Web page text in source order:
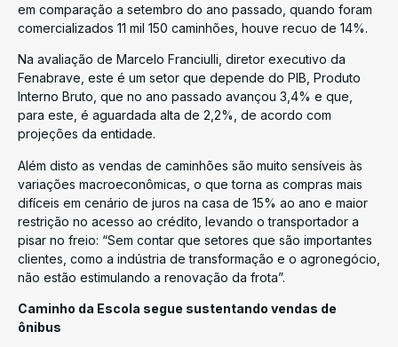
em comparação a setembro do ano passado, quando foram
comercializados 11 mil 150 caminhões, houve recuo de 14%.
Na avaliação de Marcelo Franciulli, diretor executivo da
Fenabrave, este é um setor que depende do PIB, Produto
Interno Bruto, que no ano passado avançou 3,4% e que,
para este, é aguardada alta de 2,2%, de acordo com
projeções da entidade.
Além disto as vendas de caminhões são muito sensíveis às
variações macroeconômicas, o que torna as compras mais
difíceis em cenário de juros na casa de 15% ao ano e maior
restrição no acesso ao crédito, levando o transportador a
pisar no freio: “Sem contar que setores que são importantes
clientes, como a indústria de transformação e o agronegócio,
não estão estimulando a renovação da frota”.
Caminho da Escola segue sustentando vendas de
ônibus